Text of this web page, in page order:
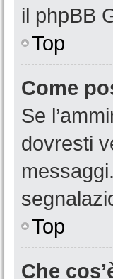
il phpBB
Top
Come
Se
dovresti
Top
Che